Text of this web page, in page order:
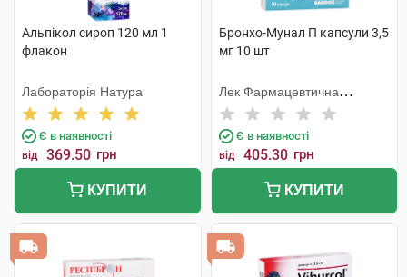
Альпікол сироп 120 мл 1
флакон
Лабораторія Натура
Є в наявності
від 369.50 грн
КУПИТИ
Бронхо-Мунал П капсули 3,5
мг 10 шт
Лек Фармацевтична
компанія
Є в наявності
від 405.30 грн
КУПИТИ